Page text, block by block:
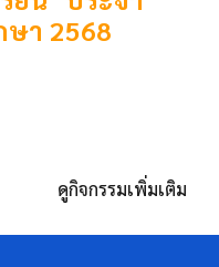
า 2568
ดูกิจกรรมเพิ่มเติม